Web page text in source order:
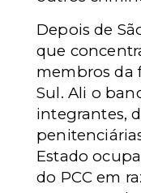
Depois de
que
membros da
Sul. Ali o
integrantes,
Estado
do PCC em